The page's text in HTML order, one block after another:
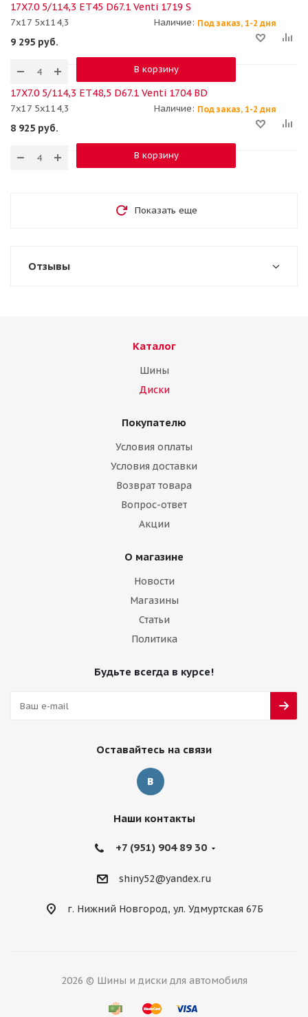
17X7.0 5/114,3 ET45 D67.1 Venti 1719 S
7x17 5x114,3 Наличие: Под заказ, 1-2 дня
9 295 руб.
В корзину
17X7.0 5/114,3 ET48,5 D67.1 Venti 1704 BD
7x17 5x114,3 Наличие: Под заказ, 1-2 дня
8 925 руб.
В корзину
Показать еще
Отзывы
Каталог
Шины
Диски
Покупателю
Условия оплаты
Условия доставки
Возврат товара
Вопрос-ответ
Акции
О магазине
Новости
Магазины
Статьи
Политика
Будьте всегда в курсе!
Оставайтесь на связи
Наши контакты
+7 (951) 904 89 30
shiny52@yandex.ru
г. Нижний Новгород, ул. Удмуртская 67Б
2026 © Шины и диски для автомобиля